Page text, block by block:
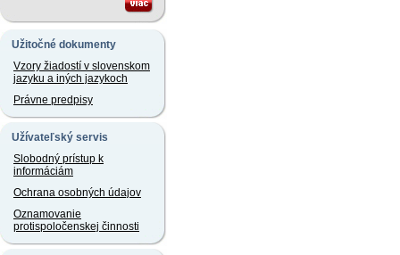
Užitočné dokumenty
Vzory žiadostí v slovenskom
jazyku a iných jazykoch
Právne predpisy
Užívateľský servis
Slobodný prístup k
informáciám
Ochrana osobných údajov
Oznamovanie
protispoločenskej činnosti